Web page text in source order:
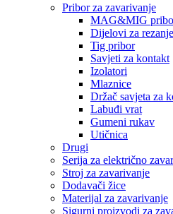
Pribor za zavarivanje
MAG&MIG
Dijelovi za
Tig pribor
Savjeti za kontakt
Izolatori
Mlaznice
Držač savjeta za
Labuđi vrat
Gumeni rukav
Utičnica
Drugi
Serija za električno
Stroj za zavarivanje
Dodavači žice
Materijal za zavarivanje
Sigurni proizvodi za